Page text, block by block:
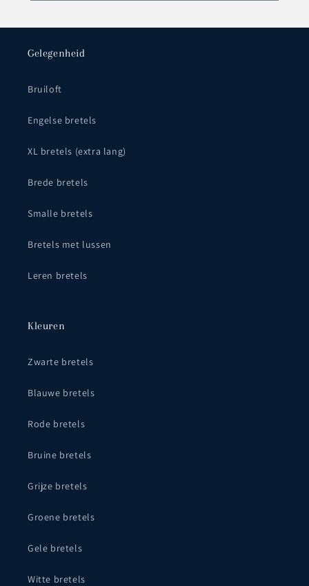
Gelegenheid
Bruiloft
Engelse bretels
XL bretels (extra lang)
Brede bretels
Smalle bretels
Bretels met lussen
Leren bretels
Kleuren
Zwarte bretels
Blauwe bretels
Rode bretels
Bruine bretels
Grijze bretels
Groene bretels
Gele bretels
Witte bretels